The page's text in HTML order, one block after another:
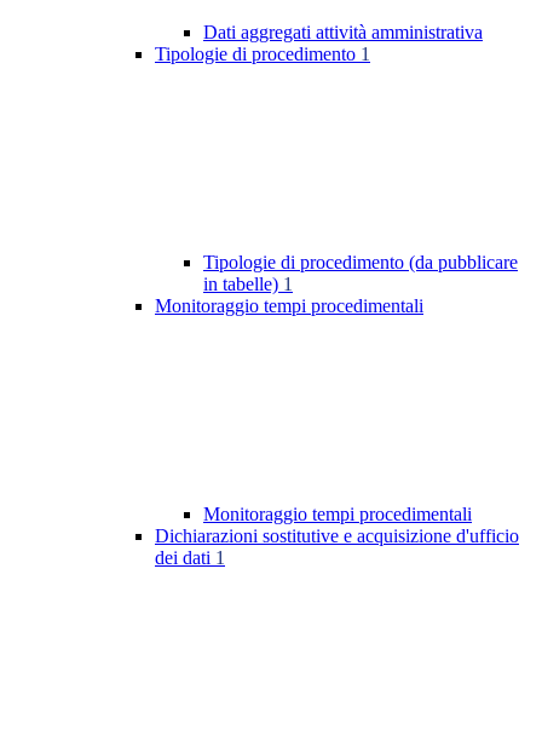
Dati aggregati attività amministrativa
Tipologie di procedimento 1
Tipologie di procedimento (da pubblicare
in tabelle) 1
Monitoraggio tempi procedimentali
Monitoraggio tempi procedimentali
Dichiarazioni sostitutive e acquisizione d'ufficio
dei dati 1